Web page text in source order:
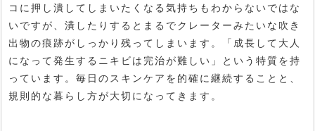
コに押し潰してしまいたくなる気持ちもわからないではな
いですが、潰したりするとまるでクレーターみたいな吹き
出物の痕跡がしっかり残ってしまいます。「成長して大人
になって発生するニキビは完治が難しい」という特質を持
っています。毎日のスキンケアを的確に継続することと、
規則的な暮らし方が大切になってきます。